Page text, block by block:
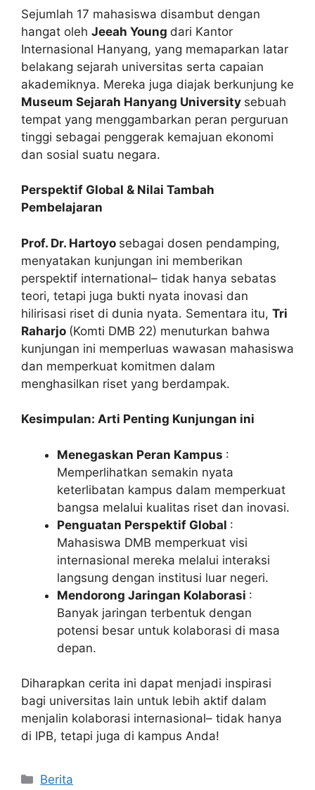
Sejumlah 17 mahasiswa disambut dengan
hangat oleh Jeeah Young dari Kantor
Internasional Hanyang, yang memaparkan latar
belakang sejarah universitas serta capaian
akademiknya. Mereka juga diajak berkunjung ke
Museum Sejarah Hanyang University sebuah
tempat yang menggambarkan peran perguruan
tinggi sebagai penggerak kemajuan ekonomi
dan sosial suatu negara.
Perspektif Global & Nilai Tambah
Pembelajaran
Prof. Dr. Hartoyo sebagai dosen pendamping,
menyatakan kunjungan ini memberikan
perspektif international– tidak hanya sebatas
teori, tetapi juga bukti nyata inovasi dan
hilirisasi riset di dunia nyata. Sementara itu, Tri
Raharjo (Komti DMB 22) menuturkan bahwa
kunjungan ini memperluas wawasan mahasiswa
dan memperkuat komitmen dalam
menghasilkan riset yang berdampak.
Kesimpulan: Arti Penting Kunjungan ini
Menegaskan Peran Kampus :
Memperlihatkan semakin nyata
keterlibatan kampus dalam memperkuat
bangsa melalui kualitas riset dan inovasi.
Penguatan Perspektif Global :
Mahasiswa DMB memperkuat visi
internasional mereka melalui interaksi
langsung dengan institusi luar negeri.
Mendorong Jaringan Kolaborasi :
Banyak jaringan terbentuk dengan
potensi besar untuk kolaborasi di masa
depan.
Diharapkan cerita ini dapat menjadi inspirasi
bagi universitas lain untuk lebih aktif dalam
menjalin kolaborasi internasional– tidak hanya
di IPB, tetapi juga di kampus Anda!
Kategori
Berita